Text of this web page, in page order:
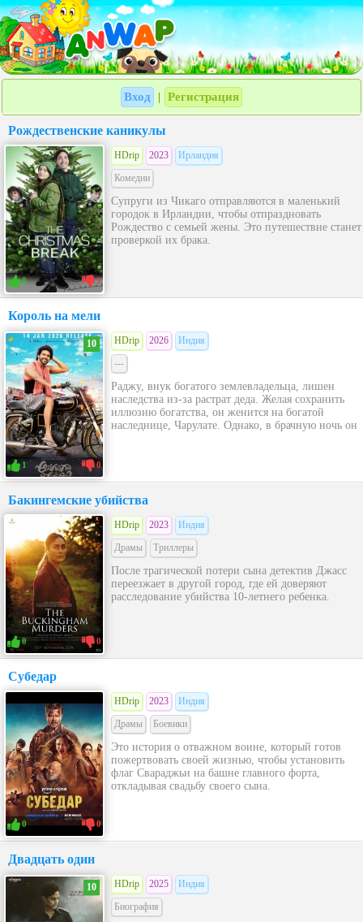
Вход Регистрация
Рождественские каникулы
0 1
HDrip 2023
Ирландия
Комедии
Супруги из Чикаго отправляются в маленький
городок в Ирландии, чтобы отпраздновать
Рождество с семьей жены. Это путешествие станет
проверкой их брака.
Король на мели
10
1 0
HDrip 2026
Индия
---
Раджу, внук богатого землевладельца, лишен
наследства из-за растрат деда. Желая сохранить
иллюзию богатства, он женится на богатой
наследнице, Чарулате. Однако, в брачную ночь он
Бакингемские убийства
0 0
HDrip 2023
Индия
Драмы
Триллеры
После трагической потери сына детектив Джасс
переезжает в другой город, где ей доверяют
расследование убийства 10-летнего ребенка.
Субедар
0 0
HDrip 2023
Индия
Драмы
Боевики
Это история о отважном воине, который готов
пожертвовать своей жизнью, чтобы установить
флаг Свараджьи на башне главного форта,
откладывая свадьбу своего сына.
Двадцать один
10 HDrip 2025
Индия
Биография